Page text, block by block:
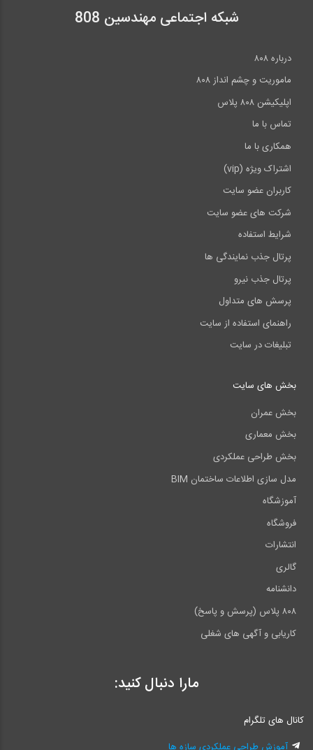
شبکه اجتماعی مهندسین 808
درباره ۸۰۸
ماموریت و چشم انداز ۸۰۸
اپلیکیشن ۸۰۸ پلاس
تماس با ما
همکاری با ما
اشتراک ویژه (vip)
کاربران عضو سایت
شرکت های عضو سایت
شرایط استفاده
پرتال جذب نمایندگی ها
پرتال جذب نیرو
پرسش های متداول
راهنمای استفاده از سایت
تبلیغات در سایت
بخش های سایت
بخش عمران
بخش معماری
بخش طراحی عملکردی
مدل سازی اطلاعات ساختمان BIM
آموزشگاه
فروشگاه
انتشارات
گالری
دانشنامه
۸۰۸ پلاس (پرسش و پاسخ)
کاریابی و آگهی های شغلی
مارا دنبال کنید:
کانال های تلگرام